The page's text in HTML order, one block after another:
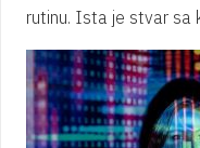
rutinu. Ista je stvar sa